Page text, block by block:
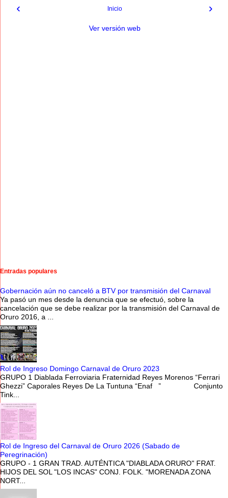
‹ ›
Inicio
Ver versión web
Entradas populares
Gobernación aún no canceló a BTV por transmisión del Carnaval
Ya pasó un mes desde la denuncia que se efectuó, sobre la
cancelación que se debe realizar por la transmisión del Carnaval de
Oruro 2016, a ...
Rol de Ingreso Domingo Carnaval de Oruro 2023
GRUPO 1 Diablada Ferroviaria Fraternidad Reyes Morenos “Ferrari
Ghezzi” Caporales Reyes De La Tuntuna “Enaf ” Conjunto
Tink...
Rol de Ingreso del Carnaval de Oruro 2026 (Sabado de
Peregrinación)
GRUPO - 1 GRAN TRAD. AUTÉNTICA "DIABLADA ORURO" FRAT.
HIJOS DEL SOL "LOS INCAS" CONJ. FOLK. "MORENADA ZONA
NORT...